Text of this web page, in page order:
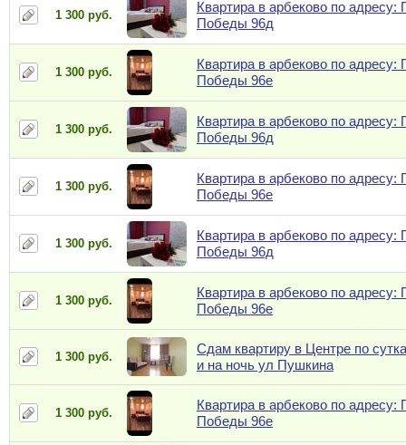
1 300 руб.
Квартира в арбеково по адресу:
Победы 96д
1 300 руб.
Квартира в арбеково по адресу:
Победы 96е
1 300 руб.
Квартира в арбеково по адресу:
Победы 96д
1 300 руб.
Квартира в арбеково по адресу:
Победы 96е
1 300 руб.
Квартира в арбеково по адресу:
Победы 96д
1 300 руб.
Квартира в арбеково по адресу:
Победы 96е
1 300 руб.
Сдам квартиру в Центре по
и на ночь ул Пушкина
1 300 руб.
Квартира в арбеково по адресу:
Победы 96е